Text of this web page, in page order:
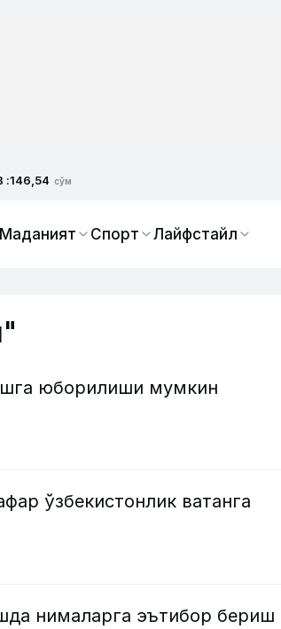
:146,54 сўм
Маданият Спорт Лайфстайл
юборилиши мумкин
ўзбекистонлик ватанга
нималарга эътибор бериш